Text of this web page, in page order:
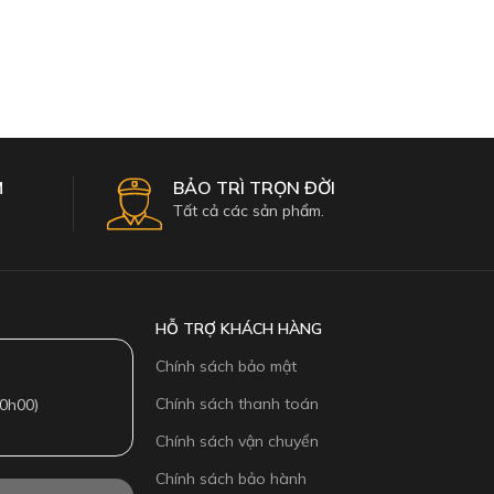
BẢO TRÌ TRỌN ĐỜI
Tất cả các sản phẩm.
HỖ TRỢ KHÁCH HÀNG
Chính sách bảo mật
Chính sách thanh toán
Chính sách vận chuyển
Chính sách bảo hành